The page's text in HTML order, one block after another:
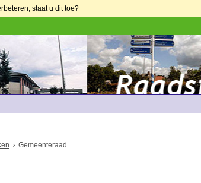
staat u dit toe?
Gemeenteraad